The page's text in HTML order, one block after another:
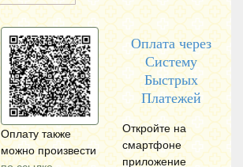
Оплату также
можно произвести
Оплата через
Систему
Быстрых
Платежей
Откройте на
смартфоне
приложение